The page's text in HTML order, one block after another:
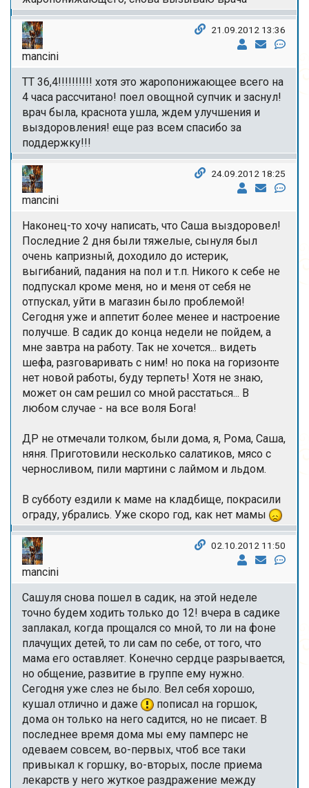
mancini
21.09.2012 13:36
ТТ 36,4!!!!!!!!!! хотя это жаропонижающее всего на
4 часа рассчитано! поел овощной супчик и заснул!
врач была, краснота ушла, ждем улучшения и
выздоровления! еще раз всем спасибо за
поддержку!!!
mancini
24.09.2012 18:25
Наконец-то хочу написать, что Саша выздоровел!
Последние 2 дня были тяжелые, сынуля был
очень капризный, доходило до истерик,
выгибаний, падания на пол и т.п. Никого к себе не
подпускал кроме меня, но и меня от себя не
отпускал, уйти в магазин было проблемой!
Сегодня уже и аппетит более менее и настроение
получше. В садик до конца недели не пойдем, а
мне завтра на работу. Так не хочется... видеть
шефа, разговаривать с ним! но пока на горизонте
нет новой работы, буду терпеть! Хотя не знаю,
может он сам решил со мной расстаться... В
любом случае - на все воля Бога!
ДР не отмечали толком, были дома, я, Рома, Саша,
няня. Приготовили несколько салатиков, мясо с
черносливом, пили мартини с лаймом и льдом.
В субботу ездили к маме на кладбище, покрасили
ограду, убрались. Уже скоро год, как нет мамы
mancini
02.10.2012 11:50
Сашуля снова пошел в садик, на этой неделе
точно будем ходить только до 12! вчера в садике
заплакал, когда прощался со мной, то ли на фоне
плачущих детей, то ли сам по себе, от того, что
мама его оставляет. Конечно сердце разрывается,
но общение, развитие в группе ему нужно.
Сегодня уже слез не было. Вел себя хорошо,
кушал отлично и даже
пописал на горшок,
дома он только на него садится, но не писает. В
последнее время дома мы ему памперс не
одеваем совсем, во-первых, чтоб все таки
привыкал к горшку, во-вторых, после приема
лекарств у него жуткое раздражение между